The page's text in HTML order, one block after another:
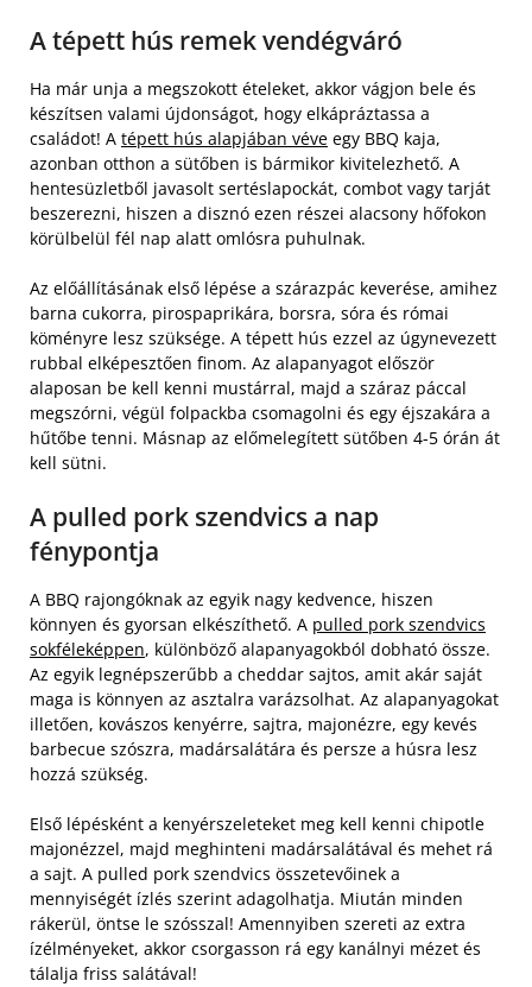
A tépett hús remek vendégváró
Ha már unja a megszokott ételeket, akkor vágjon bele és
készítsen valami újdonságot, hogy elkápráztassa a
családot! A tépett hús alapjában véve egy BBQ kaja,
azonban otthon a sütőben is bármikor kivitelezhető. A
hentesüzletből javasolt sertéslapockát, combot vagy tarját
beszerezni, hiszen a disznó ezen részei alacsony hőfokon
körülbelül fél nap alatt omlósra puhulnak.
Az előállításának első lépése a szárazpác keverése, amihez
barna cukorra, pirospaprikára, borsra, sóra és római
köményre lesz szüksége. A tépett hús ezzel az úgynevezett
rubbal elképesztően finom. Az alapanyagot először
alaposan be kell kenni mustárral, majd a száraz páccal
megszórni, végül folpackba csomagolni és egy éjszakára a
hűtőbe tenni. Másnap az előmelegített sütőben 4-5 órán át
kell sütni.
A pulled pork szendvics a nap
fénypontja
A BBQ rajongóknak az egyik nagy kedvence, hiszen
könnyen és gyorsan elkészíthető. A pulled pork szendvics
sokféleképpen, különböző alapanyagokból dobható össze.
Az egyik legnépszerűbb a cheddar sajtos, amit akár saját
maga is könnyen az asztalra varázsolhat. Az alapanyagokat
illetően, kovászos kenyérre, sajtra, majonézre, egy kevés
barbecue szószra, madársalátára és persze a húsra lesz
hozzá szükség.
Első lépésként a kenyérszeleteket meg kell kenni chipotle
majonézzel, majd meghinteni madársalátával és mehet rá
a sajt. A pulled pork szendvics összetevőinek a
mennyiségét ízlés szerint adagolhatja. Miután minden
rákerül, öntse le szósszal! Amennyiben szereti az extra
ízélményeket, akkor csorgasson rá egy kanálnyi mézet és
tálalja friss salátával!